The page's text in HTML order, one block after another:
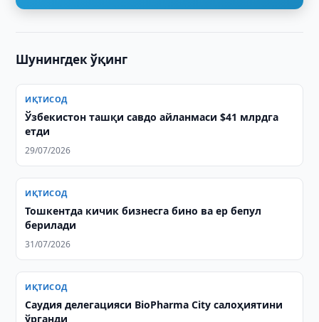
Шунингдек ўқинг
ИҚТИСОД
Ўзбекистон ташқи савдо айланмаси $41 млрдга
етди
29/07/2026
ИҚТИСОД
Тошкентда кичик бизнесга бино ва ер бепул
берилади
31/07/2026
ИҚТИСОД
Саудия делегацияси BioPharma City салоҳиятини
ўрганди